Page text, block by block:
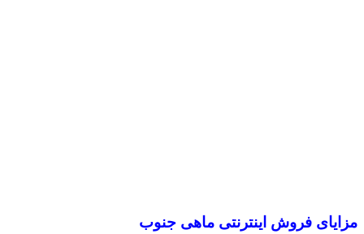
مزایای فروش اینترنتی ماهی جنوب